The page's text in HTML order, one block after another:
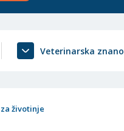
Veterinarska
životinje